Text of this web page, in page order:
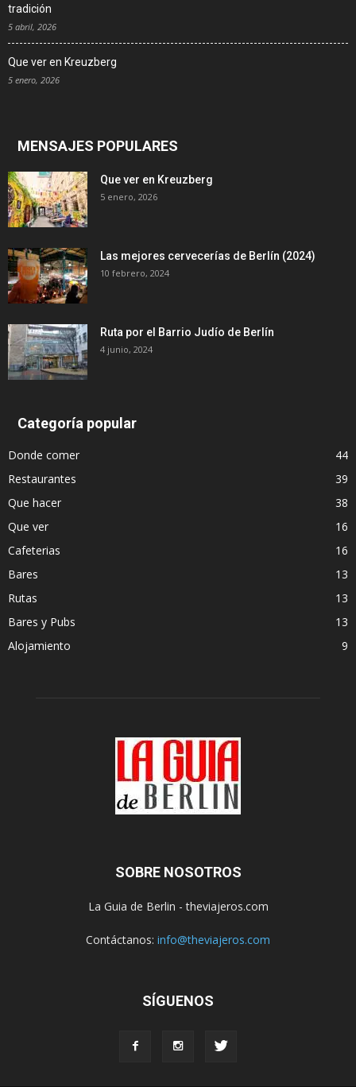
tradición
5 abril, 2026
Que ver en Kreuzberg
5 enero, 2026
MENSAJES POPULARES
Que ver en Kreuzberg
5 enero, 2026
Las mejores cervecerías de Berlín (2024)
10 febrero, 2024
Ruta por el Barrio Judío de Berlín
4 junio, 2024
Categoría popular
Donde comer
44
Restaurantes
39
Que hacer
38
Que ver
16
Cafeterias
16
Bares
13
Rutas
13
Bares y Pubs
13
Alojamiento
9
SOBRE NOSOTROS
La Guia de Berlin - theviajeros.com
Contáctanos: info@theviajeros.com
SÍGUENOS